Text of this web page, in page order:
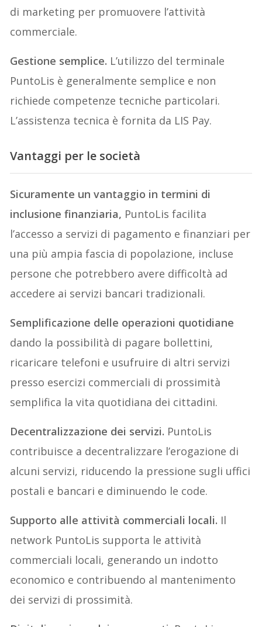
di marketing per promuovere l’attività
commerciale.
Gestione semplice. L’utilizzo del terminale
PuntoLis è generalmente semplice e non
richiede competenze tecniche particolari.
L’assistenza tecnica è fornita da LIS Pay.
Vantaggi per le società
Sicuramente un vantaggio in termini di
inclusione finanziaria, PuntoLis facilita
l’accesso a servizi di pagamento e finanziari per
una più ampia fascia di popolazione, incluse
persone che potrebbero avere difficoltà ad
accedere ai servizi bancari tradizionali.
Semplificazione delle operazioni quotidiane
dando la possibilità di pagare bollettini,
ricaricare telefoni e usufruire di altri servizi
presso esercizi commerciali di prossimità
semplifica la vita quotidiana dei cittadini.
Decentralizzazione dei servizi. PuntoLis
contribuisce a decentralizzare l’erogazione di
alcuni servizi, riducendo la pressione sugli uffici
postali e bancari e diminuendo le code.
Supporto alle attività commerciali locali. Il
network PuntoLis supporta le attività
commerciali locali, generando un indotto
economico e contribuendo al mantenimento
dei servizi di prossimità.